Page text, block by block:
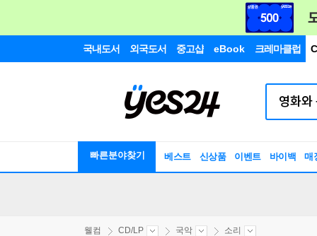
국내도서 외국도서 중고샵 eBook 크레마클럽
빠른분야찾기 베스트 신상품 이벤트 바이백 매
웰컴 CD/LP 국악 소리